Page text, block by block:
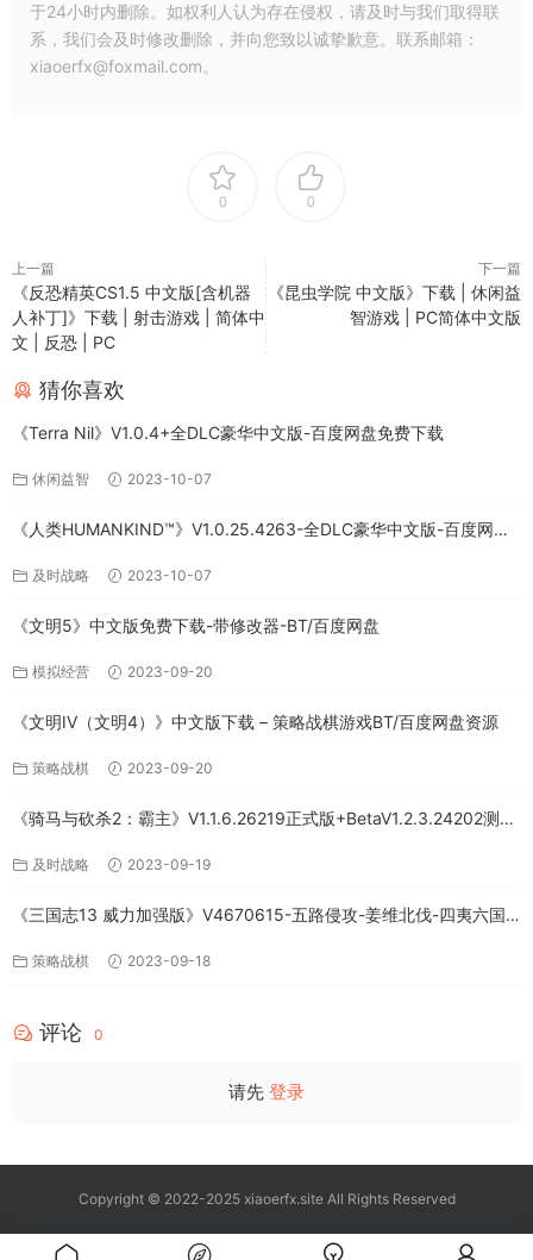
于24小时内删除。如权利人认为存在侵权，请及时与我们取得联
系，我们会及时修改删除，并向您致以诚挚歉意。联系邮箱：
xiaoerfx@foxmail.com。
0 0
上一篇
《反恐精英CS1.5 中文版[含机器
人补丁]》下载 | 射击游戏 | 简体中
文 | 反恐 | PC
下一篇
《昆虫学院 中文版》下载 | 休闲益
智游戏 | PC简体中文版
猜你喜欢
《Terra Nil》V1.0.4+全DLC豪华中文版-百度网盘免费下载
休闲益智 2023-10-07
《人类HUMANKIND™》V1.0.25.4263-全DLC豪华中文版-百度网盘
及时战略 2023-10-07
《文明5》中文版免费下载-带修改器-BT/百度网盘
模拟经营 2023-09-20
《文明IV（文明4）》中文版下载 – 策略战棋游戏BT/百度网盘资源
策略战棋 2023-09-20
《骑马与砍杀2：霸主》V1.1.6.26219正式版+BetaV1.2.3.24202测试
及时战略 2023-09-19
《三国志13 威力加强版》V4670615-五路侵攻-姜维北伐-四夷六国
策略战棋 2023-09-18
评论 0
请先 登录
Copyright © 2022-2025 xiaoerfx.site All Rights Reserved